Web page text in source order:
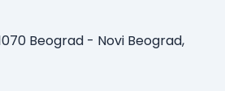
Beograd - Novi Beograd,